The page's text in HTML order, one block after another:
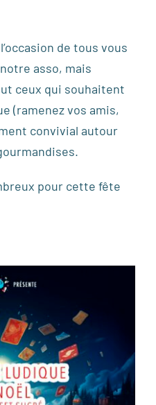
de tous vous
asso, mais
ceux qui souhaitent
(ramenez vos amis,
convivial autour
pour cette fête